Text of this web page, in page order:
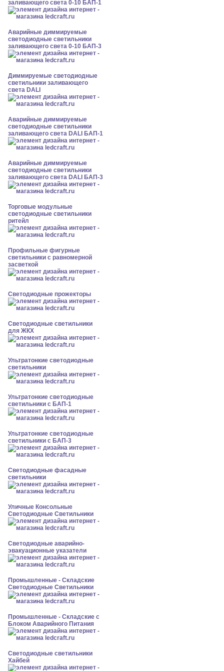
заливающего света 0-10 БАП-1
Аварийные диммируемые
светодиодные светильники
заливающего света 0-10 БАП-3
Диммируемые светодиодные
светильники заливающего
света DALI
Аварийные диммируемые
светодиодные светильники
заливающего света DALI БАП-1
Аварийные диммируемые
светодиодные светильники
заливающего света DALI БАП-3
Торговые модульные
светодиодные светильники
ритейл
Профильные фигурные
светильники с равномерной
засветкой
Светодиодные прожекторы
Светодиодные светильники
для ЖКХ
Ультратонкие светодиодные
светильники
Ультратонкие светодиодные
светильники с БАП-1
Ультратонкие светодиодные
светильники с БАП-3
Светодиодные фасадные
светильники
Уличные Консольные
Светодиодные Светильники
Светодиодные аварийно-
эвакуационные указатели
Промышленные - Складские
Светодиодные Светильники
Промышленные - Складские с
Блоком Аварийного Питания
Светодиодные светильники
Хайбей